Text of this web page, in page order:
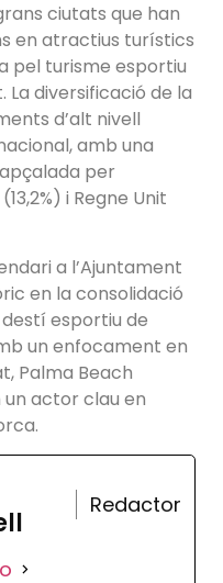
ciutats que han
en atractius turístics
pel turisme esportiu
diversificació de la
d’alt nivell
amb una
per
i Regne Unit
a l’Ajuntament
en la consolidació
esportiu de
un enfocament en
Palma Beach
actor clau en
Redactor